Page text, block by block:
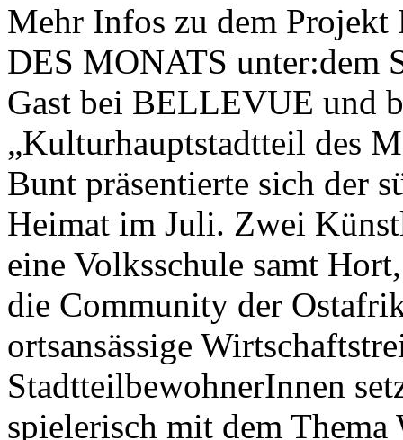
Mehr Infos zu dem
DES MONATS unter:dem
Gast bei BELLEVUE und
„Kulturhauptstadtteil des
Bunt präsentierte sich der
Heimat im Juli. Zwei
eine Volksschule samt
die Community der
ortsansässige
StadtteilbewohnerInnen
spielerisch mit dem Thema